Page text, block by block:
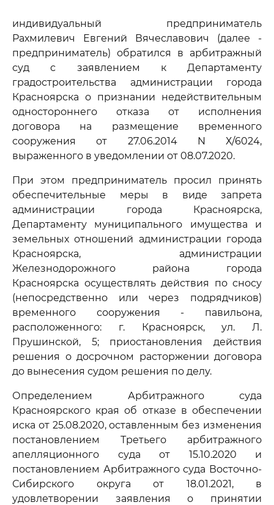
индивидуальный предприниматель
Рахмилевич Евгений Вячеславович (далее -
предприниматель) обратился в арбитражный
суд с заявлением к Департаменту
градостроительства администрации города
Красноярска о признании недействительным
одностороннего отказа от исполнения
договора на размещение временного
сооружения от 27.06.2014 N Х/6024,
выраженного в уведомлении от 08.07.2020.
При этом предприниматель просил принять
обеспечительные меры в виде запрета
администрации города Красноярска,
Департаменту муниципального имущества и
земельных отношений администрации города
Красноярска, администрации
Железнодорожного района города
Красноярска осуществлять действия по сносу
(непосредственно или через подрядчиков)
временного сооружения - павильона,
расположенного: г. Красноярск, ул. Л.
Прушинской, 5; приостановления действия
решения о досрочном расторжении договора
до вынесения судом решения по делу.
Определением Арбитражного суда
Красноярского края об отказе в обеспечении
иска от 25.08.2020, оставленным без изменения
постановлением Третьего арбитражного
апелляционного суда от 15.10.2020 и
постановлением Арбитражного суда Восточно-
Сибирского округа от 18.01.2021, в
удовлетворении заявления о принятии